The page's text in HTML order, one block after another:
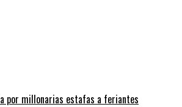
por millonarias estafas a feriantes